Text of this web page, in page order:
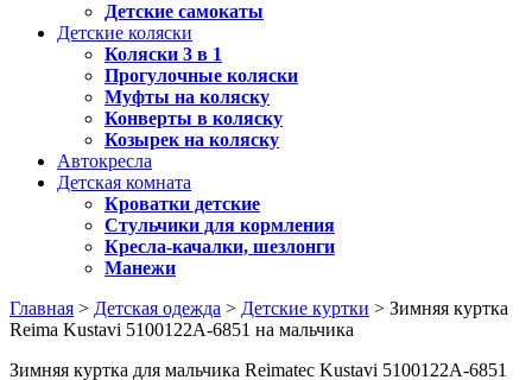
Детские самокаты
Детские коляски
Коляски 3 в 1
Прогулочные коляски
Муфты на коляску
Конверты в коляску
Козырек на коляску
Автокресла
Детская комната
Кроватки детские
Стульчики для кормления
Кресла-качалки, шезлонги
Манежи
Главная > Детская одежда > Детские куртки > Зимняя куртка
Reima Kustavi 5100122A-6851 на мальчика
Зимняя куртка для мальчика Reimatec Kustavi 5100122A-6851